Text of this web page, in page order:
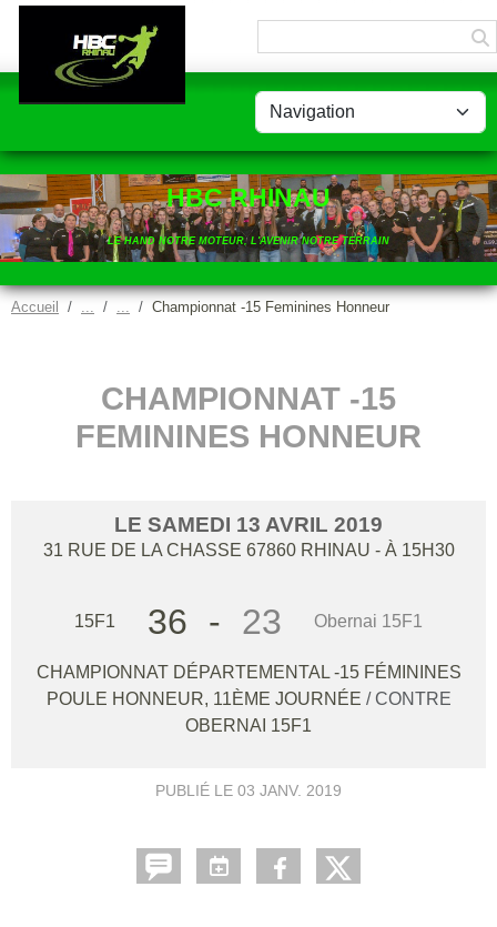
HBC RHINAU
LE HAND NOTRE MOTEUR, L'AVENIR NOTRE TERRAIN
Accueil Championnat -15 Feminines Honneur
CHAMPIONNAT -15
FEMININES HONNEUR
LE SAMEDI 13 AVRIL 2019
31 RUE DE LA CHASSE 67860 RHINAU - À 15H30
15F1 36 - 23 Obernai 15F1
CHAMPIONNAT DÉPARTEMENTAL -15 FÉMININES
POULE HONNEUR, 11ÈME JOURNÉE / CONTRE
OBERNAI 15F1
PUBLIÉ LE 03 JANV. 2019